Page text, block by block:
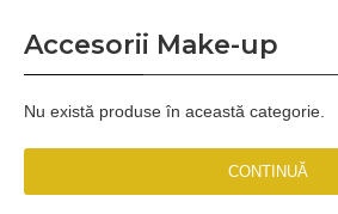
Accesorii Make-up
Nu există produse în această categorie.
CONTINUĂ